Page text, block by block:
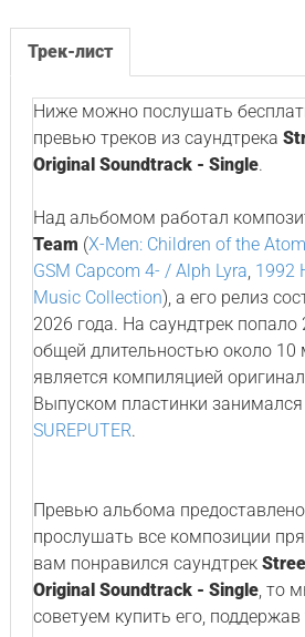
Трек-лист
Ниже можно послушать
превью треков из саундтрека
Original Soundtrack - Single.
Над альбомом работал
Team (X-Men: Children of the Atom
GSM Capcom 4- / Alph Lyra, 1992
Music Collection), а его релиз
2026 года. На саундтрек
общей длительностью около 10
является компиляцией
Выпуском пластинки занимался
SUREPUTER.
Превью альбома предоставлено
прослушать все композиции
вам понравился саундтрек
Original Soundtrack - Single, то
советуем купить его,